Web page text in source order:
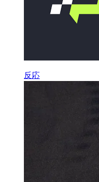
反応